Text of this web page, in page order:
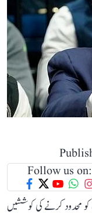
Follow us on:
محدود کرنے کی کوششیں